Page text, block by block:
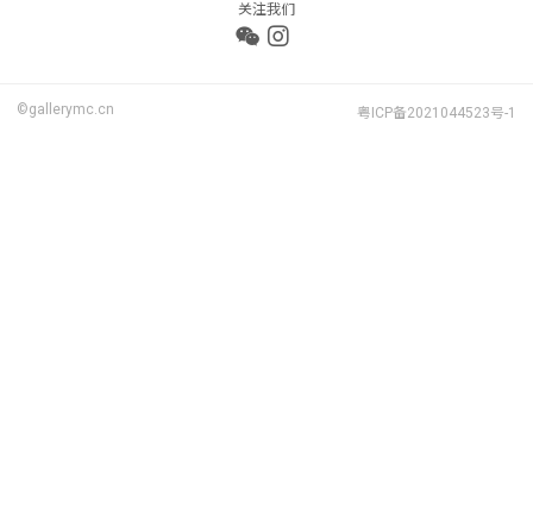
关注我们
©gallerymc.cn 粤ICP备2021044523号-1